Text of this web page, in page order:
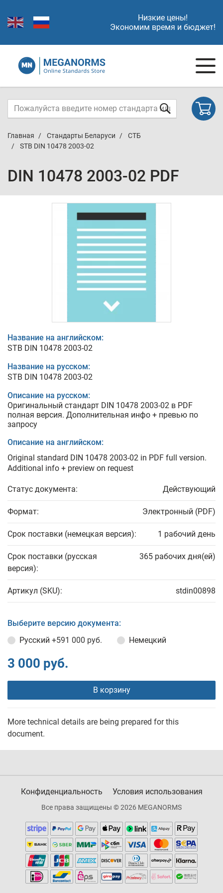
Низкие цены!
Экономим время и бюджет!
Главная Стандарты Беларуси
СТБ
STB DIN 10478 2003-02
DIN 10478 2003-02 PDF
Название на английском:
STB DIN 10478 2003-02
Название на русском:
STB DIN 10478 2003-02
Описание на русском:
Оригинальный стандарт DIN 10478 2003-02 в PDF
полная версия. Дополнительная инфо + превью по
запросу
Описание на английском:
Original standard DIN 10478 2003-02 in PDF full version.
Additional info + preview on request
Статус документа: Действующий
Формат: Электронный (PDF)
Срок поставки (немецкая версия): 1 рабочий день
Срок поставки (русская
версия):
365 рабочих дня(ей)
Артикул (SKU): stdin00898
Выберите версию документа:
Русский +591 000 руб. Немецкий
3 000 руб.
В корзину
More technical details are being prepared for this
document.
Конфиденциальность Условия использования
Все права защищены © 2026 MEGANORMS